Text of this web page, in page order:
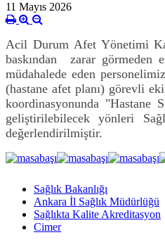
11 Mayıs 2026
Acil Durum Afet Yönetimi
baskından zarar görmeden
müdahalede eden
(hastane afet planı) görevli
koordinasyonunda "Hastane
geliştirilebilecek yönleri
değerlendirilmiştir.
Sağlık Bakanlığı
Ankara İl Sağlık Müdürlüğü
Sağlıkta Kalite Akreditasyon
Cimer